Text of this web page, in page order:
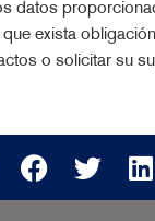
datos
exista
o solicitar su